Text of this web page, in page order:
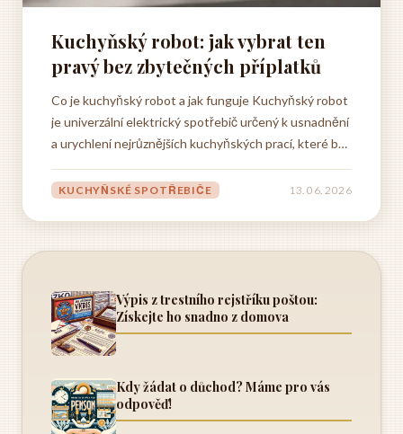
Kuchyňský robot: jak vybrat ten
pravý bez zbytečných příplatků
Co je kuchyňský robot a jak funguje Kuchyňský robot
je univerzální elektrický spotřebič určený k usnadnění
a urychlení nejrůznějších kuchyňských prací, které by
zařízení, které v sobě kombinuje funkce několika
KUCHYŇSKÉ SPOTŘEBIČE 13. 06. 2026
Výpis z trestního rejstříku poštou:
Získejte ho snadno z domova
Kdy žádat o důchod? Máme pro vás
odpověď!